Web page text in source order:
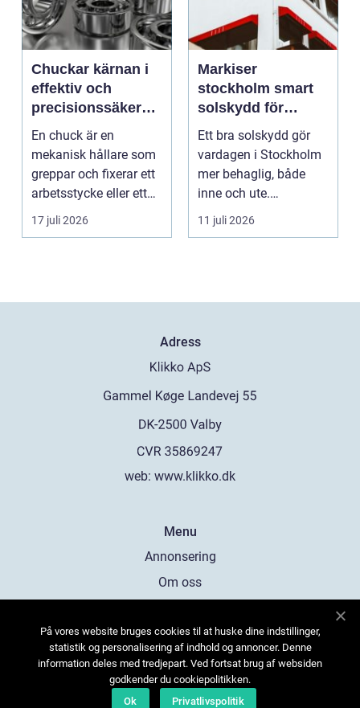
Chuckar kärnan i
effektiv och
precisionssäker
uppspänning
En chuck är en
mekanisk hållare som
greppar och fixerar ett
arbetsstycke eller ett
verktyg, oftast i...
17 juli 2026
Markiser
stockholm smart
solskydd för
stadsliv och
uteplatser
Ett bra solskydd gör
vardagen i Stockholm
mer behaglig, både
inne och ute.
Somrarna kan vara
varma, ...
11 juli 2026
Adress
web: www.klikko.dk
Menu
Annonsering
Om oss
Kontakta oss
Sitemap
På vores website bruges cookies til at huske dine indstillinger,
statistik og personalisering af indhold og annoncer. Denne
information deles med tredjepart. Ved fortsat brug af websiden
godkender du cookiepolitikken.
Ok
Privatlivspolitik